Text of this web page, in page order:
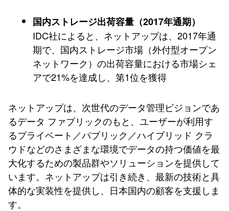
国内ストレージ出荷容量（2017年通期）
IDC社によると、ネットアップは、2017年通
期で、国内ストレージ市場（外付型オープン
ネットワーク）の出荷容量における市場シェ
アで21%を達成し、第1位を獲得
ネットアップは、次世代のデータ管理ビジョンであ
るデータ ファブリックのもと、ユーザーが利用す
るプライベート／パブリック／ハイブリッド クラ
ウドなどのさまざまな環境でデータの持つ価値を最
大化するための製品群やソリューションを提供して
います。ネットアップは引き続き、最新の技術と具
体的な実装性を提供し、日本国内の顧客を支援しま
す。